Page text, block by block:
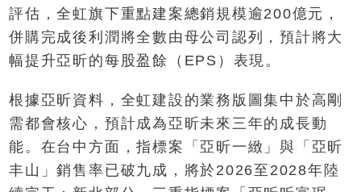
評估，全虹旗下重點建案總銷規模逾200億元，
併購完成後利潤將全數由母公司認列，預計將大
幅提升亞昕的每股盈餘（EPS）表現。
根據亞昕資料，全虹建設的業務版圖集中於高剛
需都會核心，預計成為亞昕未來三年的成長動
能。在台中方面，指標案「亞昕一緻」與「亞昕
丰山」銷售率已破九成，將於2026至2028年陸